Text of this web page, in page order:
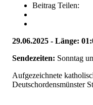
Beitrag Teilen:
29.06.2025 - Länge:
Sendezeiten: Sonntag
Aufgezeichnete
Deutschordensmünster